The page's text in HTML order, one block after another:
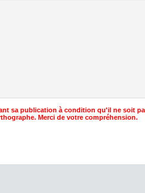
sa publication à condition qu'il ne soit
Merci de votre compréhension.